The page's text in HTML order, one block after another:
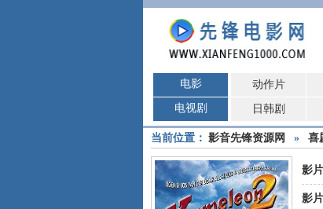
电影 动作片
电视剧
日韩剧
当前位置： 影音先锋资源网 » 喜
影
影